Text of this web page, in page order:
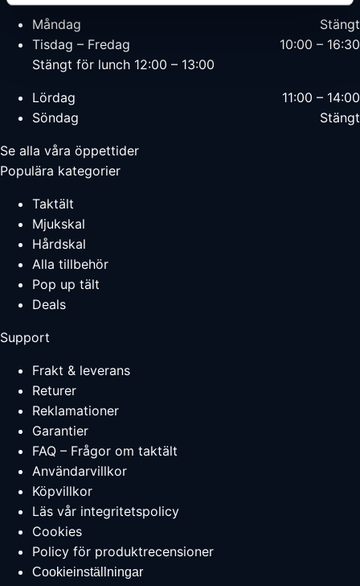
Måndag
Stängt
Tisdag – Fredag
10:00 – 16:30
Stängt för lunch 12:00 – 13:00
Lördag
11:00 – 14:00
Söndag
Stängt
Se alla våra öppettider
Populära kategorier
Taktält
Mjukskal
Hårdskal
Alla tillbehör
Pop up tält
Deals
Support
Frakt & leverans
Returer
Reklamationer
Garantier
FAQ – Frågor om taktält
Användarvillkor
Köpvillkor
Läs vår integritetspolicy
Cookies
Policy för produktrecensioner
Cookieinställningar